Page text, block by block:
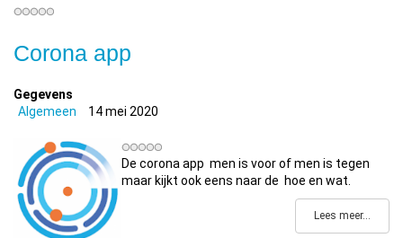
Corona app
Gegevens
Algemeen
14 mei 2020
De corona app men is voor of men is tegen
maar kijkt ook eens naar de hoe en wat.
Lees meer...